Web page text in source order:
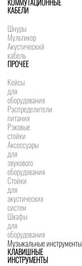
КАБЕЛИ
Шнуры
Мультикор
Акустический
кабель
ПРОЧЕЕ
Кейсы
для
оборудования
Распределители
питания
Рэковые
стойки
Аксессуары
для
звукового
оборудования
Стойки
для
акустических
систем
Шкафы
для
оборудования
Музыкальные инструменты
КЛАВИШНЫЕ
ИНСТРУМЕНТЫ